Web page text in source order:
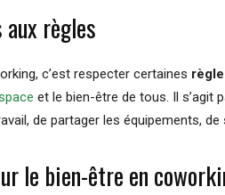
aux règles
c’est respecter certaines
et le bien-être de tous. Il s’agit
de partager les équipements,
le bien-être en